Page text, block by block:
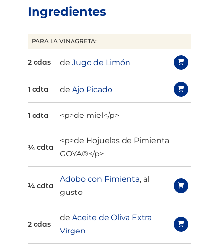
Ingredientes
PARA LA VINAGRETA:
2 cdas de Jugo de Limón
1 cdta de Ajo Picado
1 cdta <p>de miel</p>
¼ cdta
<p>de Hojuelas de Pimienta
GOYA®</p>
¼ cdta
Adobo con Pimienta, al
gusto
2 cdas
de Aceite de Oliva Extra
Virgen